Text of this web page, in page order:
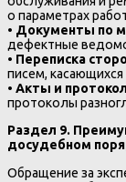
о параметрах
• Документы по
дефектные
• Переписка
писем,
• Акты и
протоколы
Раздел 9.
досудебном
Обращение за